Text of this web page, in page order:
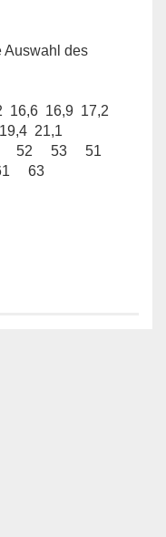
Auswahl des
16,6 16,9 17,2
21,1
51 52 53 51
63